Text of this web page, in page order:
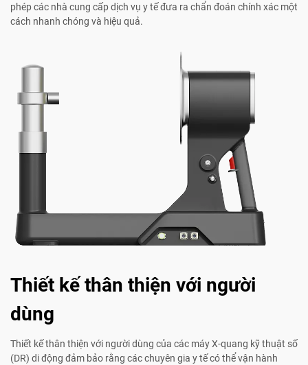
phép các nhà cung cấp dịch vụ y tế đưa ra chẩn đoán chính xác một
cách nhanh chóng và hiệu quả.
Thiết kế thân thiện với người
dùng
Thiết kế thân thiện với người dùng của các máy X-quang kỹ thuật số
(DR) di động đảm bảo rằng các chuyên gia y tế có thể vận hành